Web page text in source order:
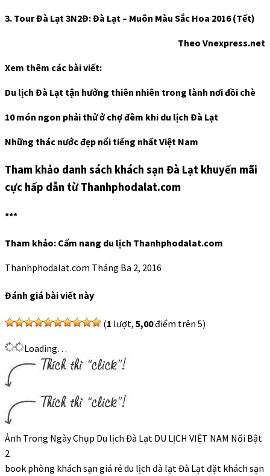
3. Tour Đà Lạt 3N2Đ: Đà Lạt – Muôn Màu Sắc Hoa 2016 (Tết)
Theo Vnexpress.net
Xem thêm các bài viết:
Du lịch Đà Lạt tận hưởng thiên nhiên trong lành nơi đồi chè
10 món ngon phải thử ở chợ đêm khi du lịch Đà Lạt
Những thác nước đẹp nổi tiếng nhất Việt Nam
Tham khảo danh sách khách sạn Đà Lạt khuyến mãi
cực hấp dẫn từ Thanhphodalat.com
***
Tham khảo: Cẩm nang du lịch Thanhphodalat.com
Thanhphodalat.com Tháng Ba 2, 2016
Đánh giá bài viết này
(1 lượt, 5,00điểm trên 5)
Loading…
Ảnh Trong Ngày Chụp Du lịch Đà Lạt DU LỊCH VIỆT NAM Nổi Bật
2
book phòng khách sạn giá rẻ du lịch đà lạt Đà Lạt đặt khách sạn